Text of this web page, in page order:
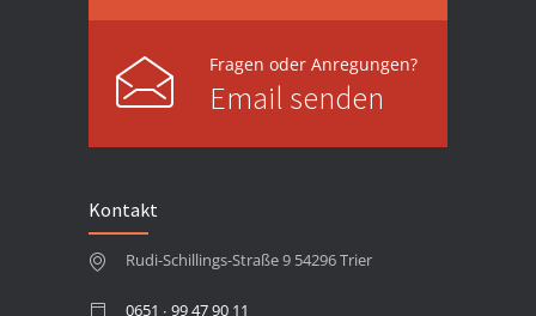
Fragen oder Anregungen?
Email senden
Kontakt
Rudi-Schillings-Straße 9 54296 Trier
0651 ∙ 99 47 90 11